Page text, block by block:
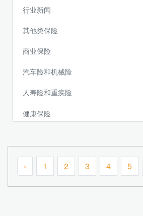
行业新闻
其他类保险
商业保险
汽车险和机械险
人寿险和重疾险
健康保险
‹ 1 2 3 4 5